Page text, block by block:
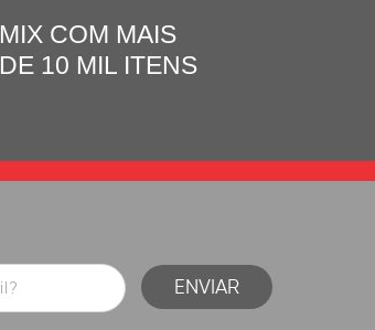
MIX COM MAIS
DE 10 MIL ITENS